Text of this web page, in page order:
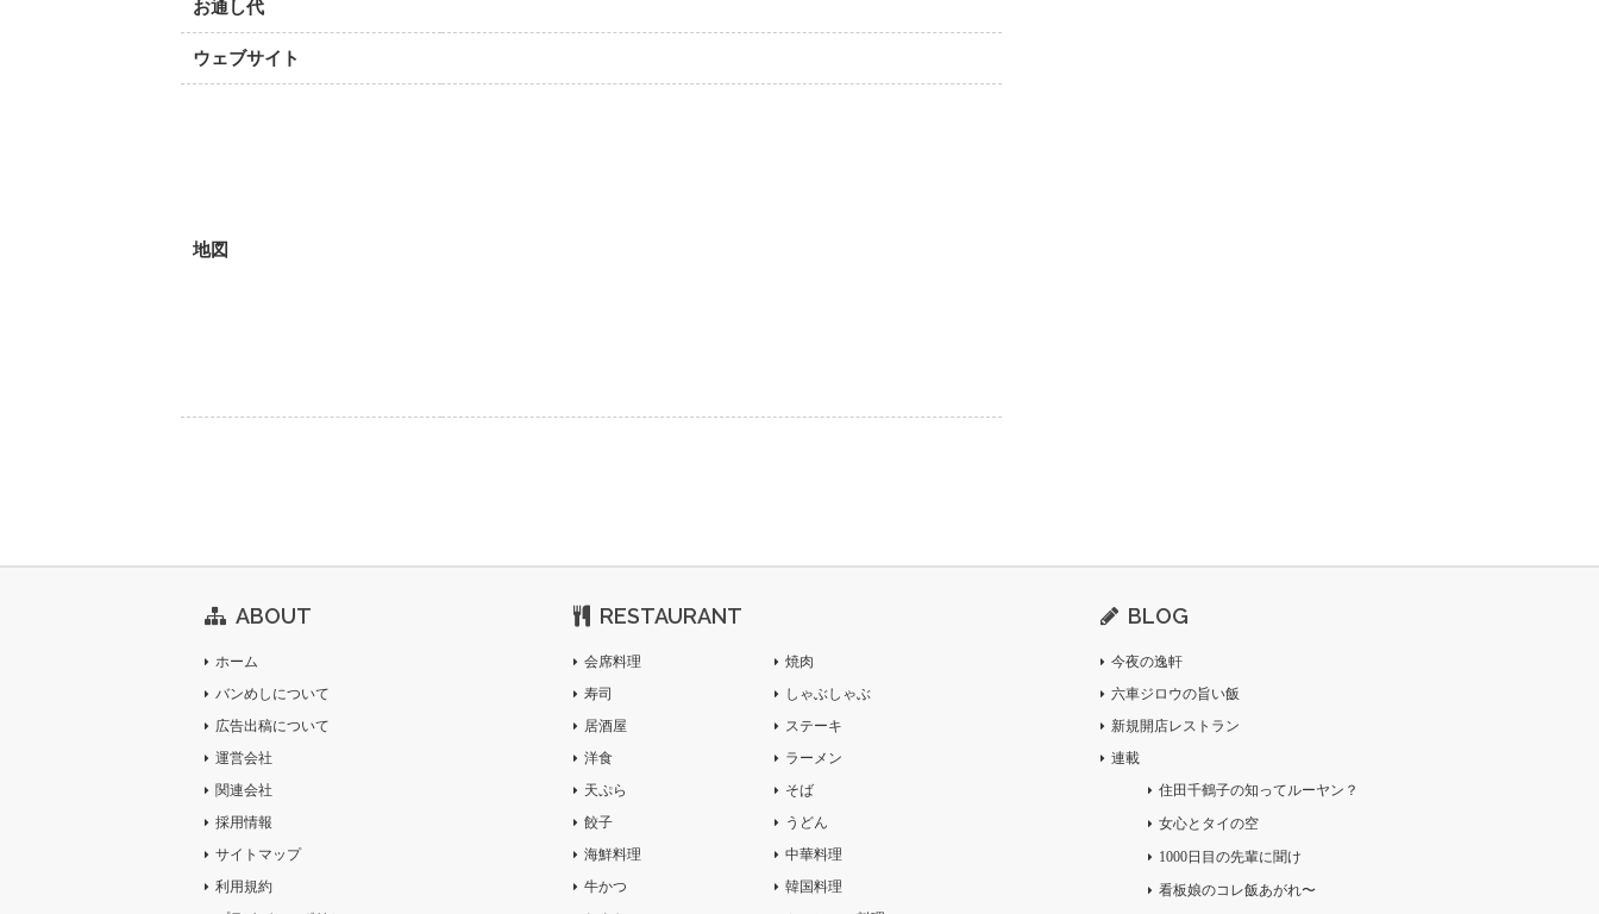
お通し代
ウェブサイト
地図
ABOUT
ホーム
バンめしについて
広告出稿について
運営会社
関連会社
採用情報
サイトマップ
利用規約
RESTAURANT
会席料理
寿司
居酒屋
洋食
天ぷら
餃子
海鮮料理
牛かつ
焼肉
しゃぶしゃぶ
ステーキ
ラーメン
そば
うどん
中華料理
韓国料理
BLOG
今夜の逸軒
六車ジロウの旨い飯
新規開店レストラン
連載
住田千鶴子の知ってルーヤン？
女心とタイの空
1000日目の先輩に聞け
看板娘のコレ飯あがれ〜